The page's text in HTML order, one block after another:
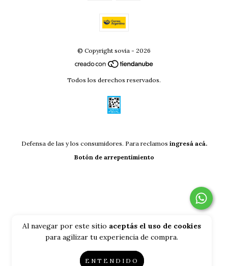
Al navegar por este sitio aceptás el uso de cookies
para agilizar tu experiencia de compra.
ENTENDIDO
© Copyright sovia - 2026
Todos los derechos reservados.
Defensa de las y los consumidores. Para reclamos ingresá acá.
Botón de arrepentimiento